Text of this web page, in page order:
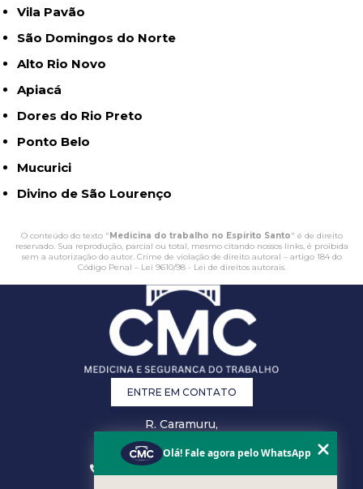
Vila Pavão
São Domingos do Norte
Alto Rio Novo
Apiacá
Dores do Rio Preto
Ponto Belo
Mucurici
Divino de São Lourenço
O conteúdo do texto " Medicina do trabalho no Espirito Santo" é de direito
reservado. Sua reprodução, parcial ou total, mesmo citando nossos links, é proibida
sem a autorização do autor. Crime de violação de direito autoral – artigo 184 do
Código Penal – Lei 9610/98 - Lei de direitos autorais.
ENTRE EM CONTATO
R. Caramuru,
Vitória - ES
(27) 3223-0868
Olá! Fale agora pelo WhatsApp